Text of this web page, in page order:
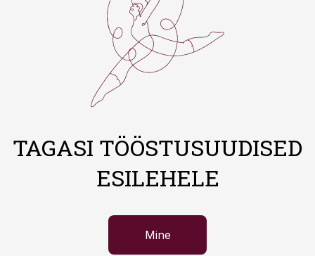
TAGASI TÖÖSTUSUUDISED
ESILEHELE
Mine